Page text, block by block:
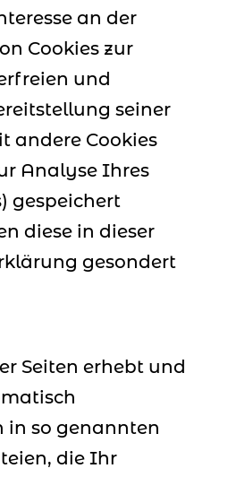
an der
Cookies zur
und
seiner
andere Cookies
Analyse Ihres
gespeichert
diese in dieser
gesondert
Seiten erhebt und
so genannten
die Ihr